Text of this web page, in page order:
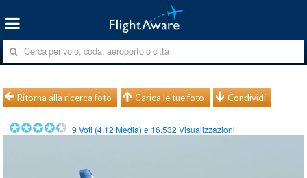
Ritorna alla ricerca foto Carica le tue foto Condividi
9 Voti (4.12 Media) e 16.532 Visualizzazioni